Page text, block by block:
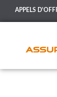
APPELS